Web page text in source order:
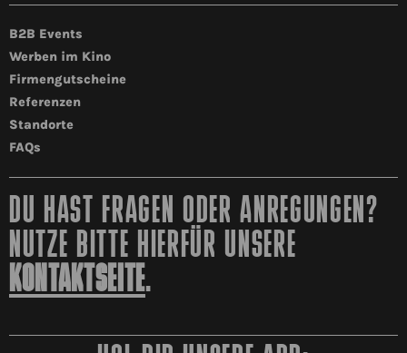
B2B Events
Werben im Kino
Firmengutscheine
Referenzen
Standorte
FAQs
DU HAST FRAGEN ODER ANREGUNGEN?
NUTZE BITTE HIERFÜR UNSERE
KONTAKTSEITE.